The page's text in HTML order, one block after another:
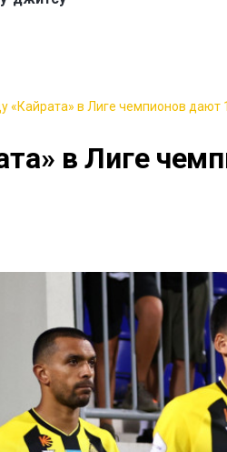
«Кайрата» в Лиге чемпионов дают
в Лиге